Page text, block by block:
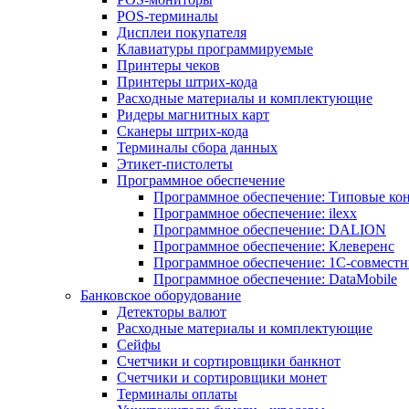
POS-терминалы
Дисплеи покупателя
Клавиатуры программируемые
Принтеры чеков
Принтеры штрих-кода
Расходные материалы и комплектующие
Ридеры магнитных карт
Сканеры штрих-кода
Терминалы сбора данных
Этикет-пистолеты
Программное обеспечение
Программное обеспечение: Типовые
Программное обеспечение: ilexx
Программное обеспечение: DALION
Программное обеспечение: Клеверенс
Программное обеспечение: 1С-
Программное обеспечение: DataMobile
Банковское оборудование
Детекторы валют
Расходные материалы и комплектующие
Сейфы
Счетчики и сортировщики банкнот
Счетчики и сортировщики монет
Терминалы оплаты